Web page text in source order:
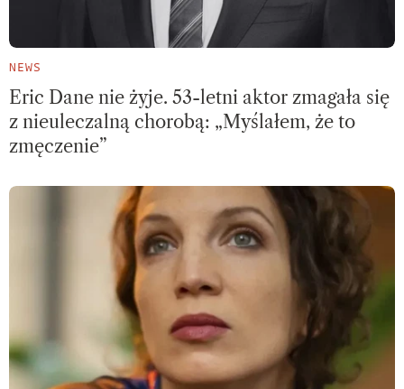
NEWS
Eric Dane nie żyje. 53-letni aktor zmagała się
z nieuleczalną chorobą: „Myślałem, że to
zmęczenie”